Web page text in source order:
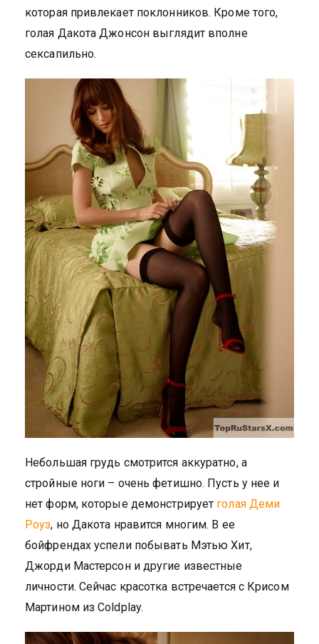
которая привлекает поклонников. Кроме того,
голая Дакота Джонсон выглядит вполне
сексапильно.
Небольшая грудь смотрится аккуратно, а
стройные ноги – очень фетишно. Пусть у нее и
нет форм, которые демонстрирует голая Деми
Роуз, но Дакота нравится многим. В ее
бойфрендах успели побывать Мэтью Хит,
Джорди Мастерсон и другие известные
личности. Сейчас красотка встречается с Крисом
Мартином из Coldplay.